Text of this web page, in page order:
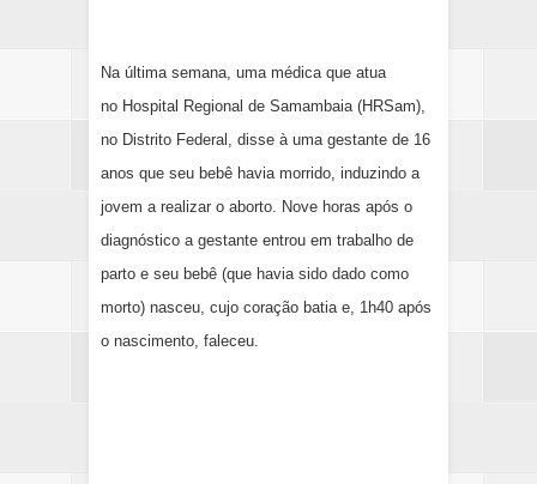
Na última semana, uma médica que atua
no Hospital Regional de Samambaia (HRSam),
no Distrito Federal, disse à uma gestante de 16
anos que seu bebê havia morrido, induzindo a
jovem a realizar o aborto. Nove horas após o
diagnóstico a gestante entrou em trabalho de
parto e seu bebê (que havia sido dado como
morto) nasceu, cujo coração batia e, 1h40 após
o nascimento, faleceu.